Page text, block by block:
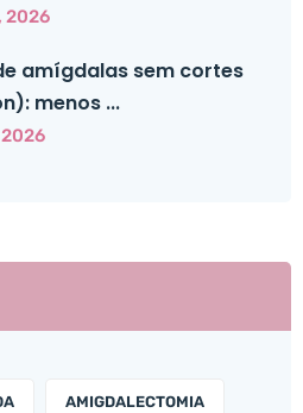
2026
amígdalas sem cortes
menos ...
2026
AMIGDALECTOMIA